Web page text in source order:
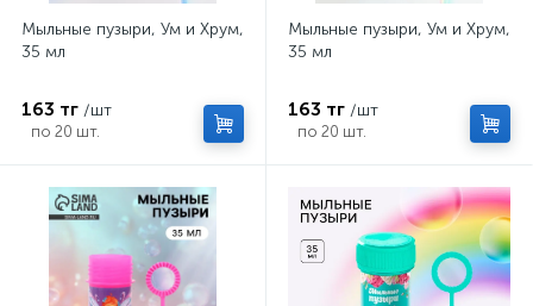
Мыльные пузыри, Ум и Хрум,
35 мл
163 тг /шт
по 20 шт.
Мыльные пузыри, Ум и Хрум,
35 мл
163 тг /шт
по 20 шт.